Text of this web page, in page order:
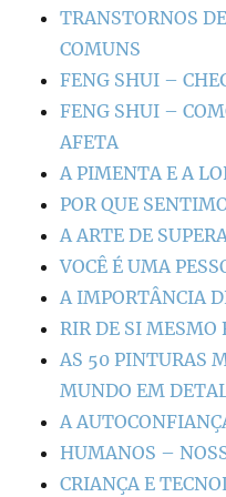
TRANSTORNOS
COMUNS
FENG SHUI –
FENG SHUI –
AFETA
A PIMENTA E A
POR QUE
A ARTE DE
VOCÊ É UMA
A IMPORTÂNCIA
RIR DE SI MESMO
AS 50 PINTURAS
MUNDO EM
A
HUMANOS –
CRIANÇA E